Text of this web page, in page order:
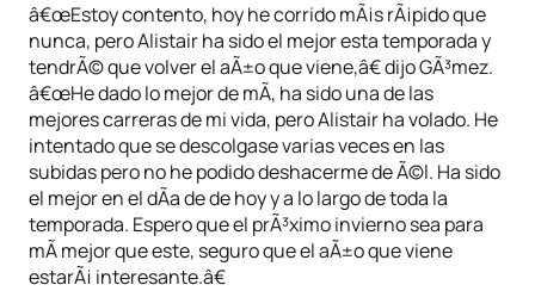
â€œEstoy contento, hoy he corrido mÃ¡s rÃ¡pido que
nunca, pero Alistair ha sido el mejor esta temporada y
tendrÃ© que volver el aÃ±o que viene,â€ dijo GÃ³mez.
â€œHe dado lo mejor de mÃ­, ha sido una de las
mejores carreras de mi vida, pero Alistair ha volado. He
intentado que se descolgase varias veces en las
subidas pero no he podido deshacerme de Ã©l. Ha sido
el mejor en el dÃ­a de de hoy y a lo largo de toda la
temporada. Espero que el prÃ³ximo invierno sea para
mÃ­ mejor que este, seguro que el aÃ±o que viene
estarÃ¡ interesante.â€